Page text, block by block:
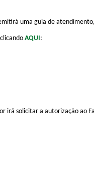
uma guia de
AQUI :
irá solicitar a autorização ao